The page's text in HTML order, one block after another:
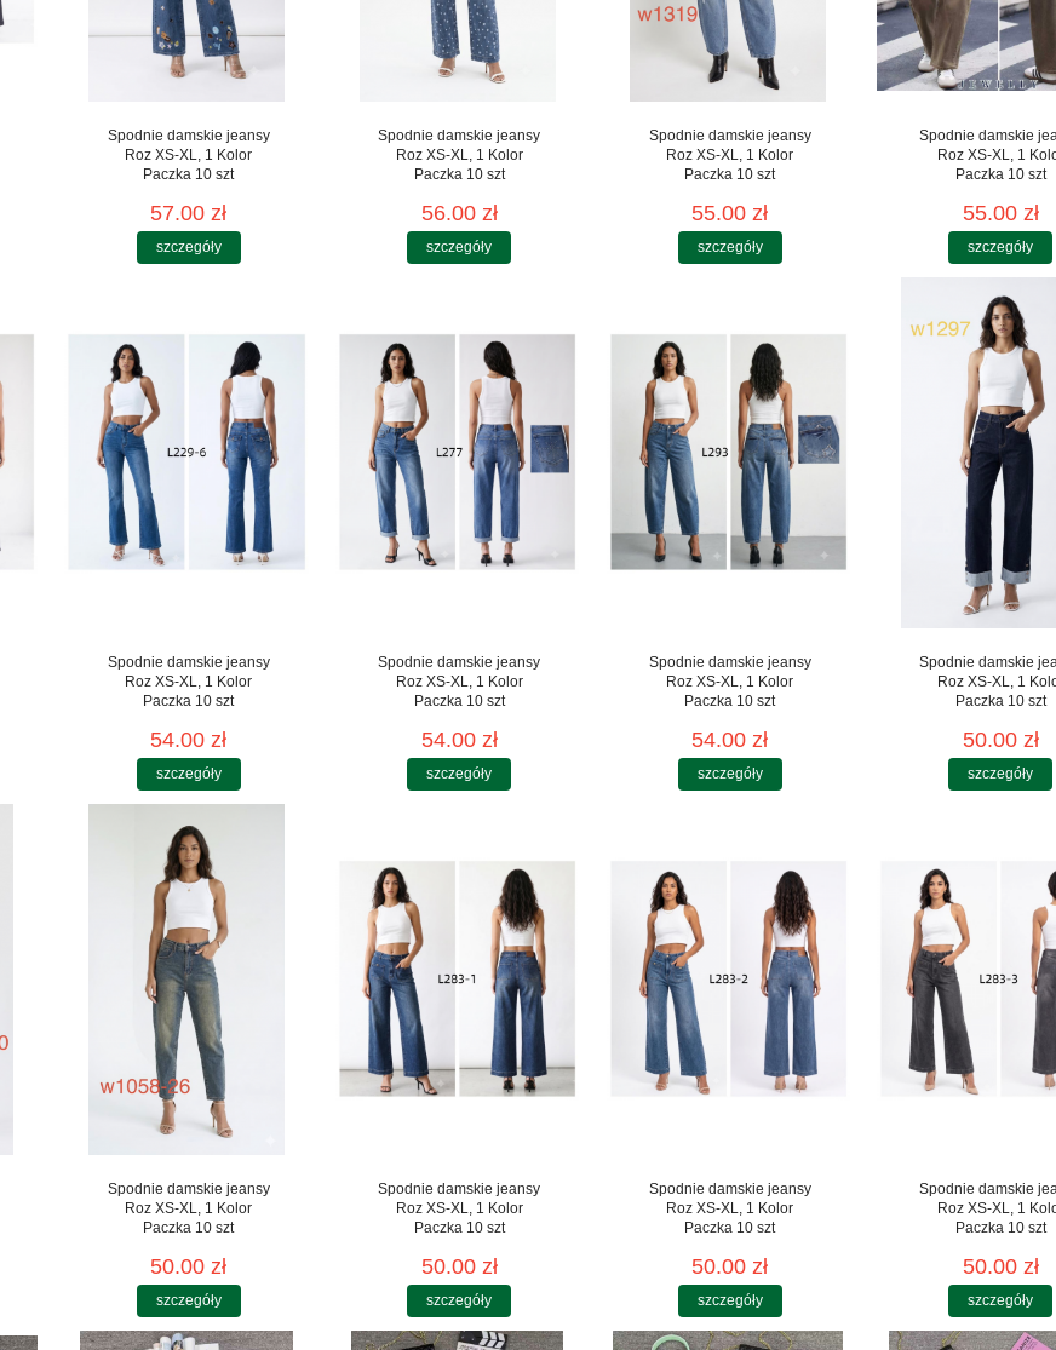
Spodnie damskie jeansy
Roz XS-XL, 1 Kolor
Paczka 10 szt
57.00 zł
szczegóły
Spodnie damskie jeansy
Roz XS-XL, 1 Kolor
Paczka 10 szt
56.00 zł
szczegóły
Spodnie damskie jeansy
Roz XS-XL, 1 Kolor
Paczka 10 szt
55.00 zł
szczegóły
Spodnie damskie
Roz XS-XL, 1
Paczka 10 szt
55.00 zł
szczegóły
Spodnie damskie jeansy
Roz XS-XL, 1 Kolor
Paczka 10 szt
54.00 zł
szczegóły
Spodnie damskie jeansy
Roz XS-XL, 1 Kolor
Paczka 10 szt
54.00 zł
szczegóły
Spodnie damskie jeansy
Roz XS-XL, 1 Kolor
Paczka 10 szt
54.00 zł
szczegóły
Spodnie damskie
Roz XS-XL, 1
Paczka 10 szt
50.00 zł
szczegóły
Spodnie damskie jeansy
Roz XS-XL, 1 Kolor
Paczka 10 szt
50.00 zł
szczegóły
Spodnie damskie jeansy
Roz XS-XL, 1 Kolor
Paczka 10 szt
50.00 zł
szczegóły
Spodnie damskie jeansy
Roz XS-XL, 1 Kolor
Paczka 10 szt
50.00 zł
szczegóły
Spodnie damskie
Roz XS-XL, 1
Paczka 10 szt
50.00 zł
szczegóły